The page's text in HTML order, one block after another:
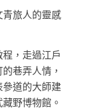
青旅人的靈感
，走過江戶
巷弄人情，
道的大師建
野博物館。